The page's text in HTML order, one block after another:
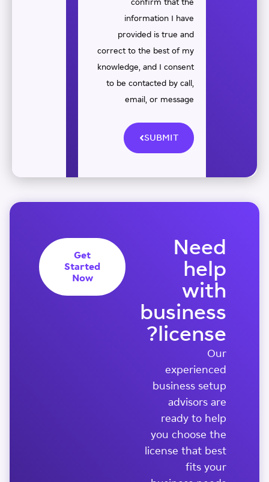
confirm that the
information I have
provided is true and
correct to the best of my
knowledge, and I consent
to be contacted by call,
email, or message
SUBMIT
Need
help
with
business
license?
Our
experienced
business setup
advisors are
ready to help
you choose the
license that best
fits your
Get
Started
Now